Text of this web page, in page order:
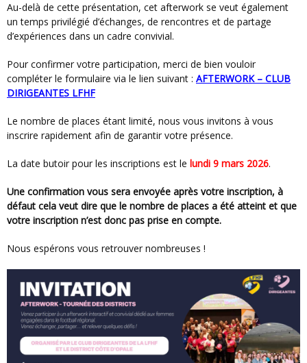
Au-delà de cette présentation, cet afterwork se veut également
un temps privilégié d’échanges, de rencontres et de partage
d’expériences dans un cadre convivial.
Pour confirmer votre participation, merci de bien vouloir
compléter le formulaire via le lien suivant : AFTERWORK – CLUB
DIRIGEANTES LFHF
Le nombre de places étant limité, nous vous invitons à vous
inscrire rapidement afin de garantir votre présence.
La date butoir pour les inscriptions est le lundi 9 mars 2026.
Une confirmation vous sera envoyée après votre inscription, à
défaut cela veut dire que le nombre de places a été atteint et que
votre inscription n’est donc pas prise en compte.
Nous espérons vous retrouver nombreuses !